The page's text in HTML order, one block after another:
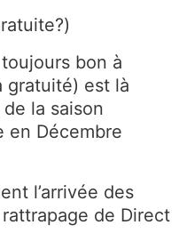
bon à
gratuité) est là
la saison
en Décembre
l’arrivée des
de Direct